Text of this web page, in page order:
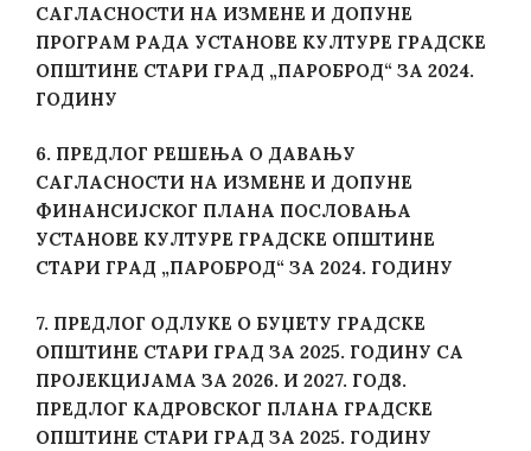
САГЛАСНОСТИ НА ИЗМЕНЕ И ДОПУНЕ
ПРОГРАМ РАДА УСТАНОВЕ КУЛТУРЕ ГРАДСКЕ
ОПШТИНЕ СТАРИ ГРАД „ПАРОБРОД“ ЗА 2024.
ГОДИНУ
6. ПРЕДЛОГ РЕШЕЊА О ДАВАЊУ
САГЛАСНОСТИ НА ИЗМЕНЕ И ДОПУНЕ
ФИНАНСИЈСКОГ ПЛАНА ПОСЛОВАЊА
УСТАНОВЕ КУЛТУРЕ ГРАДСКЕ ОПШТИНЕ
СТАРИ ГРАД „ПАРОБРОД“ ЗА 2024. ГОДИНУ
7. ПРЕДЛОГ ОДЛУКЕ О БУЏЕТУ ГРАДСКЕ
ОПШТИНЕ СТАРИ ГРАД ЗА 2025. ГОДИНУ СА
ПРОЈЕКЦИЈАМА ЗА 2026. И 2027. ГОД8.
ПРЕДЛОГ КАДРОВСКОГ ПЛАНА ГРАДСКЕ
ОПШТИНЕ СТАРИ ГРАД ЗА 2025. ГОДИНУ